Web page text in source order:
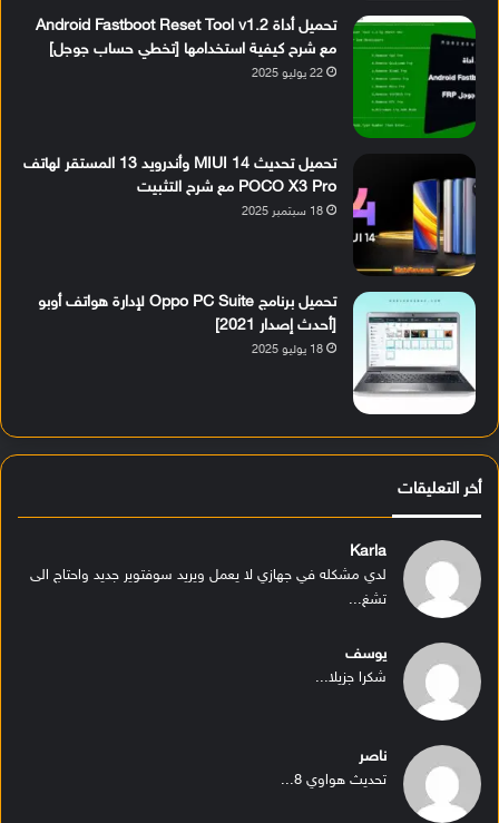
تحميل أداة Android Fastboot Reset Tool v1.2
مع شرح كيفية استخدامها [تخطي حساب جوجل]
22 يوليو 2025
تحميل تحديث MIUI 14 وأندرويد 13 المستقر لهاتف
POCO X3 Pro مع شرح التثبيت
18 سبتمبر 2025
تحميل برنامج Oppo PC Suite لإدارة هواتف أوبو
[أحدث إصدار 2021]
18 يوليو 2025
أخر التعليقات
Karla
لدي مشكله في جهازي لا يعمل ويريد سوفتوير جديد واحتاج الى
تشغ...
يوسف
شكرا جزيلا...
ناصر
تحديث هواوي 8...